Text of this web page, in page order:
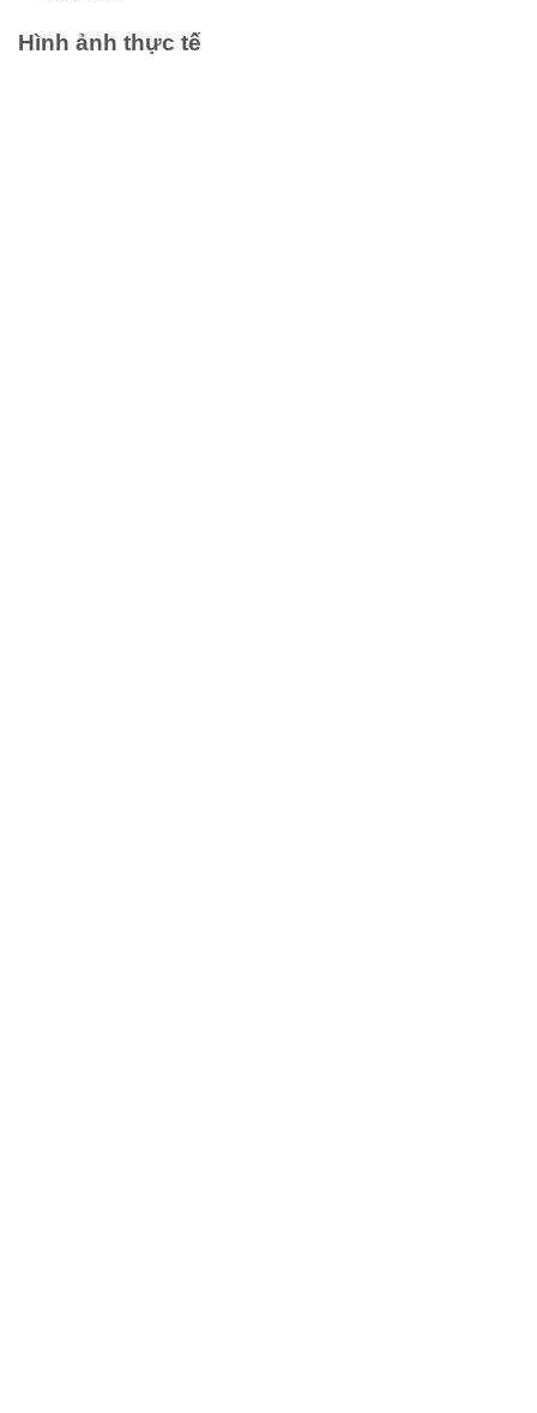
Hình ảnh thực tế